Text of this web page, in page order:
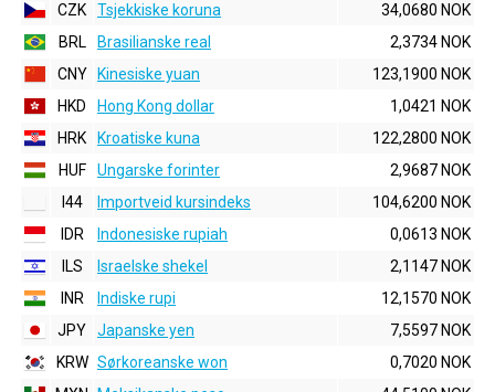
CZK
Tsjekkiske koruna
34,0680 NOK
BRL
Brasilianske real
2,3734 NOK
CNY
Kinesiske yuan
123,1900 NOK
HKD
Hong Kong dollar
1,0421 NOK
HRK
Kroatiske kuna
122,2800 NOK
HUF
Ungarske forinter
2,9687 NOK
I44
Importveid kursindeks
104,6200 NOK
IDR
Indonesiske rupiah
0,0613 NOK
ILS
Israelske shekel
2,1147 NOK
INR
Indiske rupi
12,1570 NOK
JPY
Japanske yen
7,5597 NOK
KRW Sørkoreanske won
0,7020 NOK